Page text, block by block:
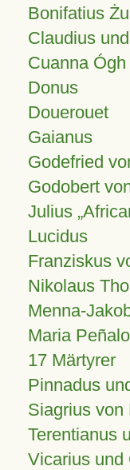
Bonifatius
Claudius
Cuanna Ógh
Donus
Douerouet
Gaianus
Godefried
Godobert
Julius
Lucidus
Franziskus
Nikolaus
Menna-
Maria
17 Märtyrer
Pinnadus
Siagrius von
Terentianus
Vicarius und